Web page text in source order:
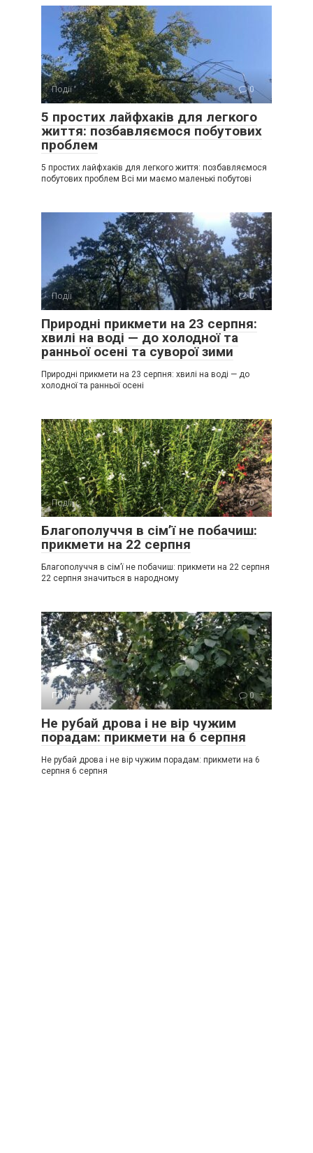
Події 0
5 простих лайфхаків для легкого
життя: позбавляємося побутових
проблем
5 простих лайфхаків для легкого життя: позбавляємося
побутових проблем Всі ми маємо маленькі побутові
Події 0
Природні прикмети на 23 серпня:
хвилі на воді — до холодної та
ранньої осені та суворої зими
Природні прикмети на 23 серпня: хвилі на воді — до
холодної та ранньої осені
Події 0
Благополуччя в сім’ї не побачиш:
прикмети на 22 серпня
Благополуччя в сім’ї не побачиш: прикмети на 22 серпня
22 серпня значиться в народному
Події 0
Не рубай дрова і не вір чужим
порадам: прикмети на 6 серпня
Не рубай дрова і не вір чужим порадам: прикмети на 6
серпня 6 серпня